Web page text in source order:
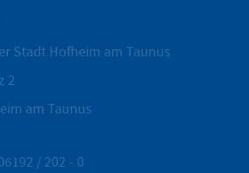
Stadt Hofheim am Taunus
2
am Taunus
/ 202 - 0